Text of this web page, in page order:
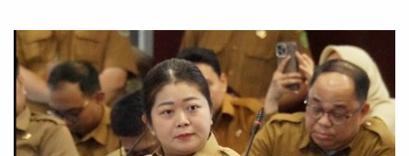
dan
Dana
Kurang
Salur